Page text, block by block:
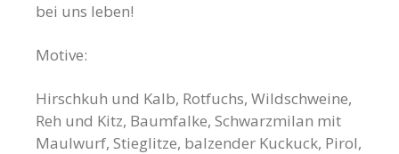
bei uns leben!
Motive:
Hirschkuh und Kalb, Rotfuchs, Wildschweine,
Reh und Kitz, Baumfalke, Schwarzmilan mit
Maulwurf, Stieglitze, balzender Kuckuck, Pirol,